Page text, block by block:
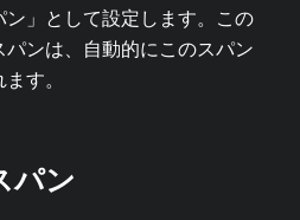
」として設定します。この
ンは、自動的にこのスパン
す。
パン